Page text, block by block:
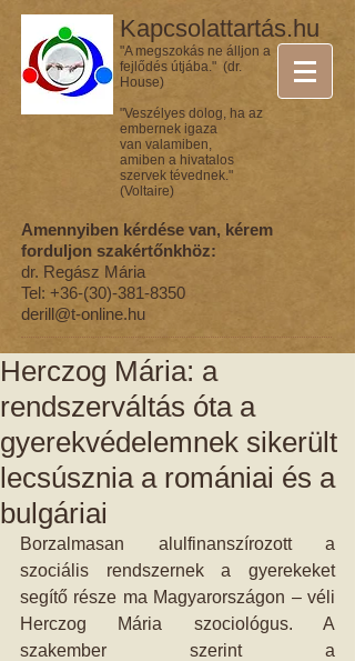
Kapcsolattartás.hu
"A megszokás ne álljon a
fejlődés útjába." (dr.
House)
"Veszélyes dolog, ha az
embernek igaza
van valamiben,
amiben a hivatalos
szervek tévednek."
(Voltaire)
Amennyiben kérdése van, kérem
forduljon szakértőnkhöz:
dr. Regász Mária
Tel: +36-(30)-381-8350
derill@t-online.hu
Herczog Mária: a
rendszerváltás óta a
gyerekvédelemnek sikerült
lecsúsznia a romániai és a
bulgáriai
Borzalmasan alulfinanszírozott a
szociális rendszernek a gyerekeket
segítő része ma Magyarországon – véli
Herczog Mária szociológus. A
szakember szerint a